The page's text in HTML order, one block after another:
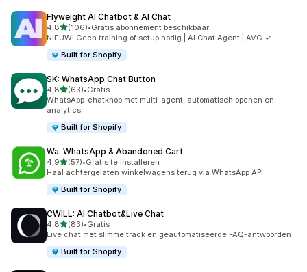
Flyweight AI Chatbot & AI Chat
4,8van 5 sterren
(106)
106 recensies in totaal
•Gratis abonnement beschikbaar
NIEUW! Geen training of setup nodig | AI Chat Agent | AVG ✓
Built for Shopify
SK: WhatsApp Chat Button
4,8van 5 sterren
(63)
63 recensies in totaal
•Gratis
WhatsApp-chatknop met multi-agent, automatisch openen en
analytics.
Built for Shopify
Wa: WhatsApp & Abandoned Cart
4,9van 5 sterren
(57)
57 recensies in totaal
•Gratis te installeren
Haal achtergelaten winkelwagens terug via WhatsApp API
Built for Shopify
CWILL: AI Chatbot&Live Chat
4,8van 5 sterren
(83)
83 recensies in totaal
•Gratis
Live chat met slimme track en geautomatiseerde FAQ-antwoorden
Built for Shopify